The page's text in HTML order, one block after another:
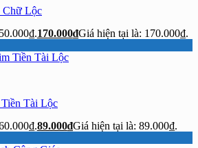
Chữ Lộc
170.000₫Giá hiện tại là: 170.000₫.
Tài Lộc
89.000₫Giá hiện tại là: 89.000₫.